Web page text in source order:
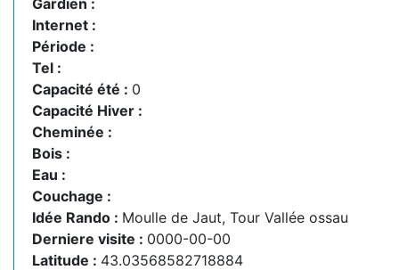
Internet :
Période :
Tel :
Capacité été : 0
Capacité Hiver :
Cheminée :
Bois :
Eau :
Couchage :
Idée Rando : Moulle de Jaut, Tour Vallée ossau
Derniere visite : 0000-00-00
Latitude : 43.03568582718884